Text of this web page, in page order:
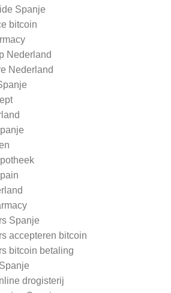
Spanje
bitcoin
Nederland
Nederland
Spanje
accepteren bitcoin
bitcoin betaling
drogisterij